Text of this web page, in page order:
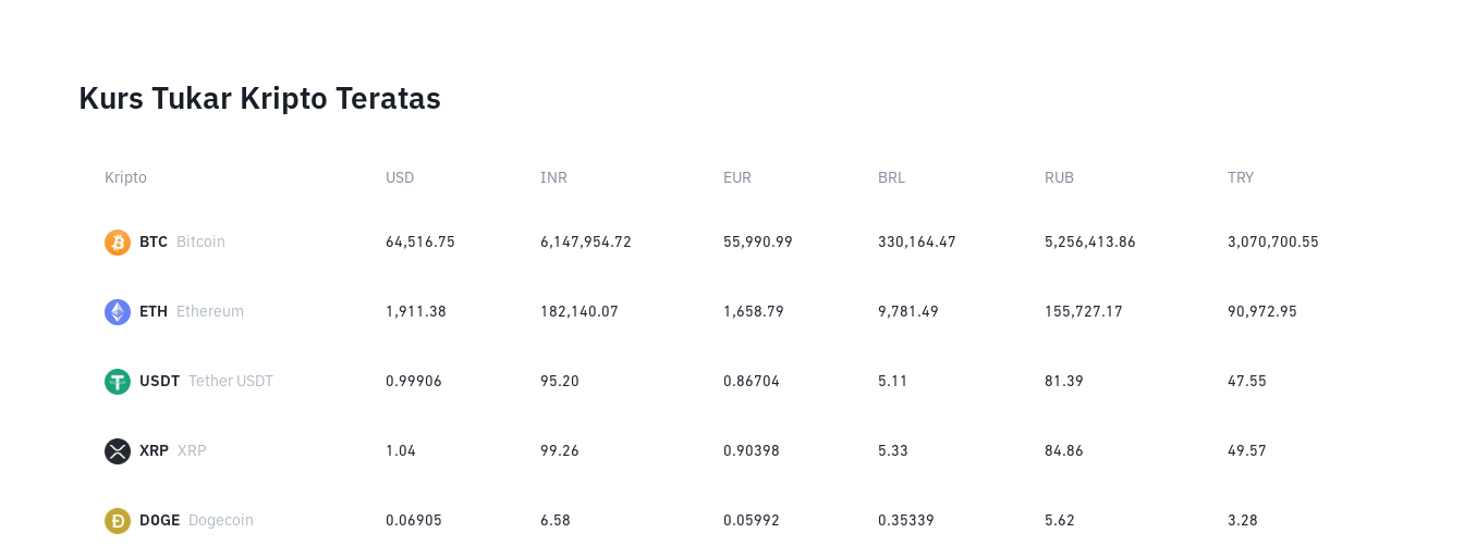
Kurs Tukar Kripto Teratas
Kripto USD INR EUR BRL RUB TRY
BTC Bitcoin 64,516.75 6,147,954.72 55,990.99 330,164.47 5,256,413.86 3,070,700.55
ETH Ethereum 1,911.38 182,140.07 1,658.79 9,781.49 155,727.17 90,972.95
USDT Tether USDT 0.99906 95.20 0.86704 5.11 81.39 47.55
XRP XRP 1.04 99.26 0.90398 5.33 84.86 49.57
DOGE Dogecoin 0.06905 6.58 0.05992 0.35339 5.62 3.28